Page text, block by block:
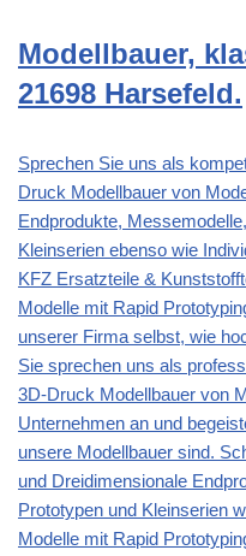
Modellbauer,
21698 Harsefeld.
Sprechen Sie uns als
Druck Modellbauer von
Endprodukte,
Kleinserien ebenso wie
KFZ Ersatzteile &
Modelle mit Rapid
unserer Firma selbst, wie
Sie sprechen uns als
3D-Druck Modellbauer von
Unternehmen an und
unsere Modellbauer sind.
und Dreidimensionale
Prototypen und Kleinserien
Modelle mit Rapid